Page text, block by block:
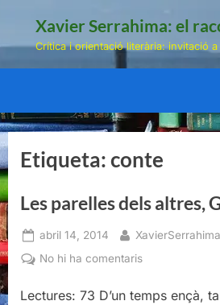
Xavier Serrahima: el
Crítica i orientació literària: invitació a
Etiqueta:conte
Les parelles dels altres,
Posted
on
abril 14, 2014 By
XavierSerrahima
No hi ha comentarisa
parelles
Lectures: 73 D’un temps ençà,